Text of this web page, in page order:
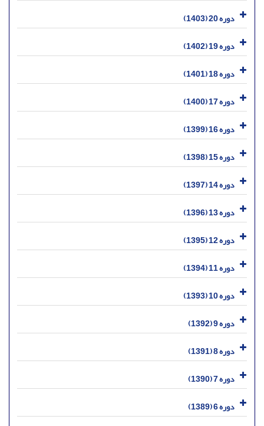
دوره 20 (1403)
دوره 19 (1402)
دوره 18 (1401)
دوره 17 (1400)
دوره 16 (1399)
دوره 15 (1398)
دوره 14 (1397)
دوره 13 (1396)
دوره 12 (1395)
دوره 11 (1394)
دوره 10 (1393)
دوره 9 (1392)
دوره 8 (1391)
دوره 7 (1390)
دوره 6 (1389)